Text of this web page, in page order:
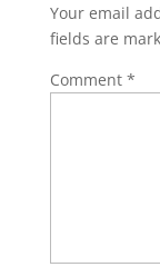
o
k
s
p
t
e
a
l
h
r
Your email
fields are
Comment *